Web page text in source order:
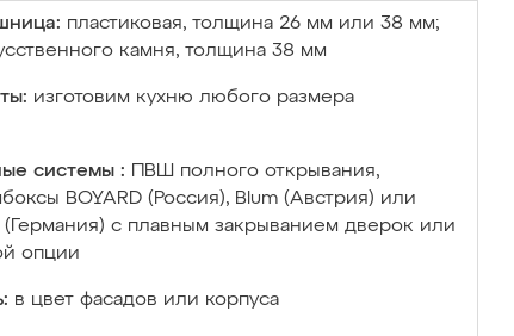
пластиковая, толщина 26 мм или 38 мм;
камня, толщина 38 мм
изготовим кухню любого размера
системы :
ПВШ полного открывания,
BOYARD (Россия), Blum (Австрия) или
(Германия) с плавным закрыванием дверок или
опции
в цвет фасадов или корпуса